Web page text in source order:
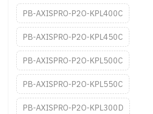
PB-AXISPRO-P2O-KPL400C
PB-AXISPRO-P2O-KPL450C
PB-AXISPRO-P2O-KPL500C
PB-AXISPRO-P2O-KPL550C
PB-AXISPRO-P2O-KPL300D